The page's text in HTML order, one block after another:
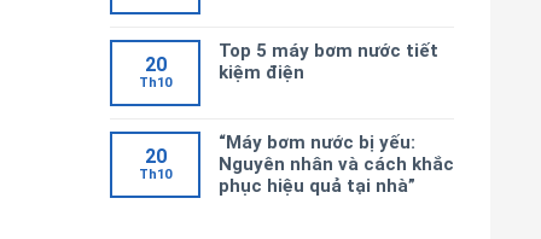
20
Th10
Top 5 máy bơm nước tiết
kiệm điện
20
Th10
“Máy bơm nước bị yếu:
Nguyên nhân và cách khắc
phục hiệu quả tại nhà”